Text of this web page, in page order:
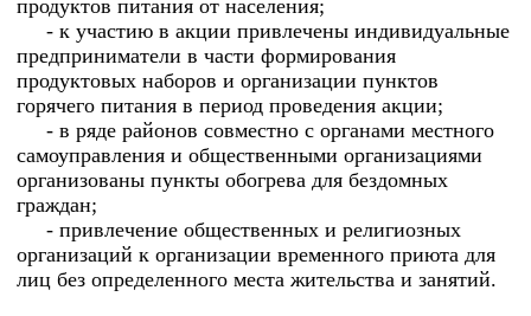
продуктов питания от населения;
- к участию в акции привлечены индивидуальные
предприниматели в части формирования
продуктовых наборов и организации пунктов
горячего питания в период проведения акции;
- в ряде районов совместно с органами местного
самоуправления и общественными организациями
организованы пункты обогрева для бездомных
граждан;
- привлечение общественных и религиозных
организаций к организации временного приюта для
лиц без определенного места жительства и занятий.